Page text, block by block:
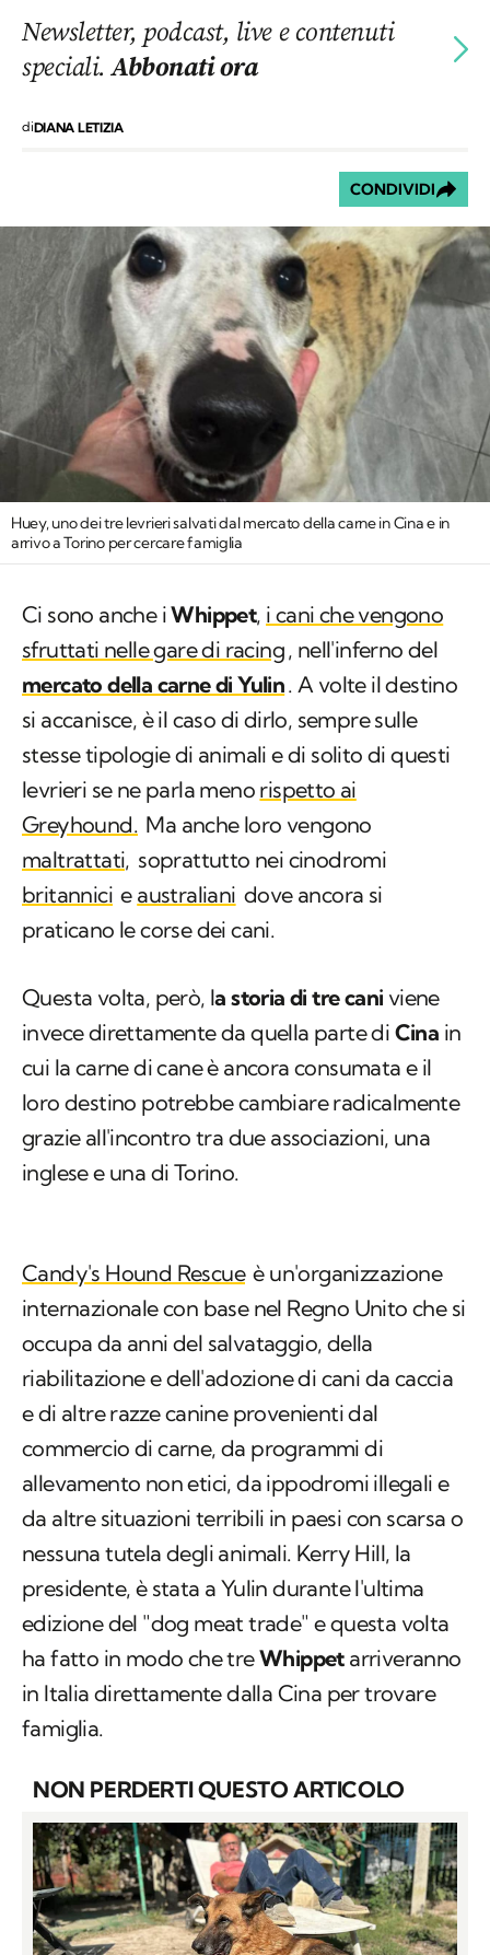
Newsletter, podcast, live e contenuti
speciali.Abbonati ora
diDIANA LETIZIA
CONDIVIDI
Huey, uno dei tre levrieri salvati dal mercato della carne in Cina e in
arrivo a Torino per cercare famiglia
Ci sono anche iWhippet, i cani che vengono
sfruttati nelle gare di racing, nell'inferno del
mercato della carne di Yulin. A volte il destino
si accanisce, è il caso di dirlo, sempre sulle
stesse tipologie di animali e di solito di questi
levrieri se ne parla meno rispetto ai
Greyhound. Ma anche loro vengono
maltrattati, soprattutto nei cinodromi
britannici e australiani dove ancora si
praticano le corse dei cani.
Questa volta, però, la storia di tre cani viene
invece direttamente da quella parte di Cina in
cui la carne di cane è ancora consumata e il
loro destino potrebbe cambiare radicalmente
grazie all'incontro tra due associazioni, una
inglese e una di Torino.
Candy's Hound Rescue è un'organizzazione
internazionale con base nel Regno Unito che si
occupa da anni del salvataggio, della
riabilitazione e dell'adozione di cani da caccia
e di altre razze canine provenienti dal
commercio di carne, da programmi di
allevamento non etici, da ippodromi illegali e
da altre situazioni terribili in paesi con scarsa o
nessuna tutela degli animali. Kerry Hill, la
presidente, è stata a Yulin durante l'ultima
edizione del "dog meat trade" e questa volta
ha fatto in modo che treWhippet arriveranno
in Italia direttamente dalla Cina per trovare
famiglia.
NON PERDERTI QUESTO ARTICOLO